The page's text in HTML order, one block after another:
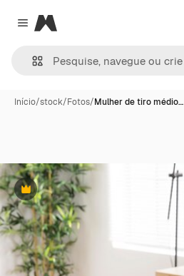
Close menu
Magnific
Início/stock/Fotos/Mulher de tiro médio…
Premium